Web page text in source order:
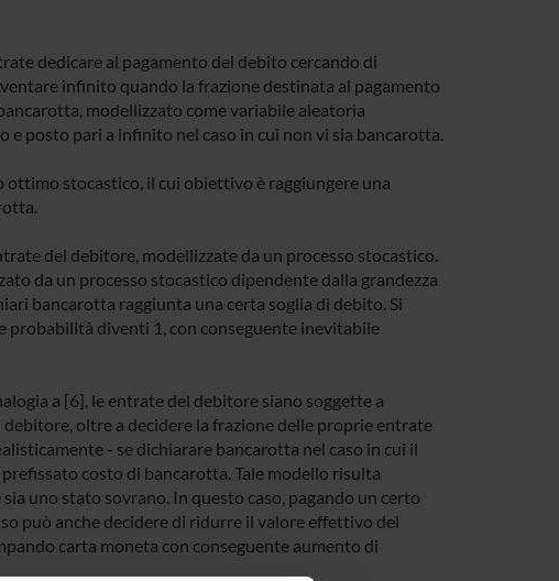
dedicare al pagamento del debito cercando di
infinito quando la frazione destinata al pagamento
modellizzato come variabile aleatoria
e posto pari a infinito nel caso in cui non vi sia bancarotta.
stocastico, il cui obiettivo è raggiungere una
del debitore, modellizzate da un processo stocastico.
da un processo stocastico dipendente dalla grandezza
bancarotta raggiunta una certa soglia di debito. Si
probabilità diventi 1, con conseguente inevitabile
a [6], le entrate del debitore siano soggette a
oltre a decidere la frazione delle proprie entrate
- se dichiarare bancarotta nel caso in cui il
costo di bancarotta. Tale modello risulta
uno stato sovrano. In questo caso, pagando un certo
può anche decidere di ridurre il valore effettivo del
carta moneta con conseguente aumento di